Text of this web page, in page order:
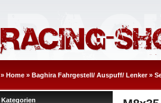
» Home » Baghira Fahrgestell/ Auspuff/ Lenker»
Kategorien